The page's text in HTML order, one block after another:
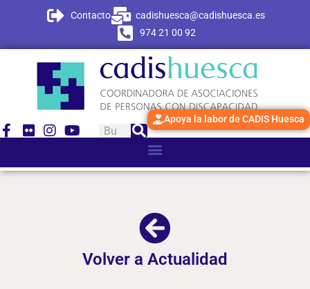
Contacto
cadishuesca@cadishuesca.es
974 21 00 92
Apoya la labor de CADIS Huesca
Volver a Actualidad